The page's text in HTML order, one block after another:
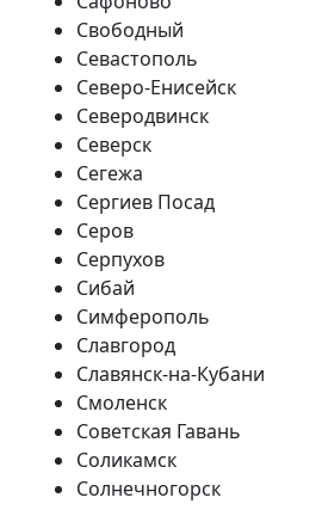
Свободный
Севастополь
Северо-Енисейск
Северодвинск
Северск
Сегежа
Сергиев Посад
Серов
Серпухов
Сибай
Симферополь
Славгород
Славянск-на-Кубани
Смоленск
Советская Гавань
Соликамск
Солнечногорск